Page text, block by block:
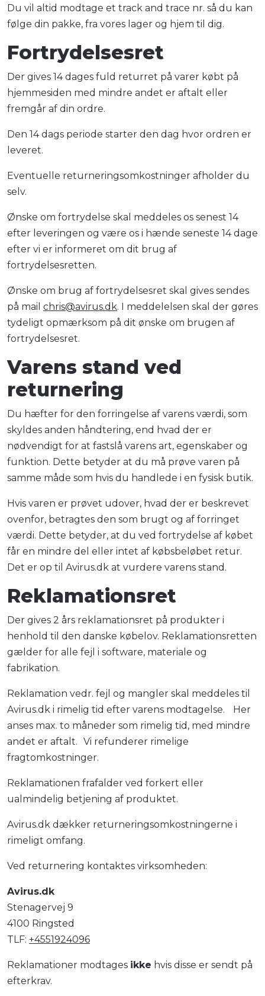
Du vil altid modtage et track and trace nr. så du kan
følge din pakke, fra vores lager og hjem til dig.
Fortrydelsesret
Der gives 14 dages fuld returret på varer købt på
hjemmesiden med mindre andet er aftalt eller
fremgår af din ordre.
Den 14 dags periode starter den dag hvor ordren er
leveret.
Eventuelle returneringsomkostninger afholder du
selv.
Ønske om fortrydelse skal meddeles os senest 14
efter leveringen og være os i hænde seneste 14 dage
efter vi er informeret om dit brug af
fortrydelsesretten.
Ønske om brug af fortrydelsesret skal gives sendes
på mail chris@avirus.dk. I meddelelsen skal der gøres
tydeligt opmærksom på dit ønske om brugen af
fortrydelsesret.
Varens stand ved
returnering
Du hæfter for den forringelse af varens værdi, som
skyldes anden håndtering, end hvad der er
nødvendigt for at fastslå varens art, egenskaber og
funktion. Dette betyder at du må prøve varen på
samme måde som hvis du handlede i en fysisk butik.
Hvis varen er prøvet udover, hvad der er beskrevet
ovenfor, betragtes den som brugt og af forringet
værdi. Dette betyder, at du ved fortrydelse af købet
får en mindre del eller intet af købsbeløbet retur.
Det er op til Avirus.dk at vurdere varens stand.
Reklamationsret
Der gives 2 års reklamationsret på produkter i
henhold til den danske købelov. Reklamationsretten
gælder for alle fejl i software, materiale og
fabrikation.
Reklamation vedr. fejl og mangler skal meddeles til
Avirus.dk i rimelig tid efter varens modtagelse. Her
anses max. to måneder som rimelig tid, med mindre
andet er aftalt. Vi refunderer rimelige
fragtomkostninger.
Reklamationen frafalder ved forkert eller
ualmindelig betjening af produktet.
Avirus.dk dækker returneringsomkostningerne i
rimeligt omfang.
Ved returnering kontaktes virksomheden:
Avirus.dk
Stenagervej 9
4100 Ringsted
TLF: +4551924096
Reklamationer modtages ikke hvis disse er sendt på
efterkrav.